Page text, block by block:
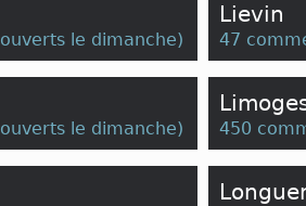
ouverts le dimanche)
Lievin
47
ouverts le dimanche) 450